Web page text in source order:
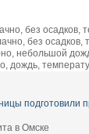
без осадков,
без осадков,
небольшой
дождь,
в Омске